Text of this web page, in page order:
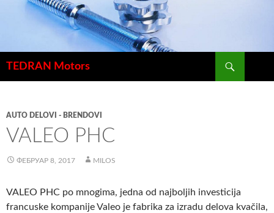
TEDRAN Motors
AUTO DELOVI - BRENDOVI
VALEO PHC
ФЕБРУАР 8, 2017 MILOS
VALEO PHC po mnogima, jedna od najboljih investicija
francuske kompanije Valeo je fabrika za izradu delova kvačila,